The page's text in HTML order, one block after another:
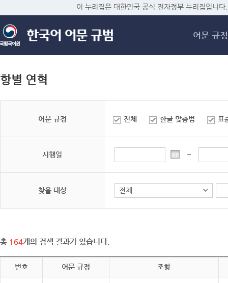
메
이 누리집은 대한민국 공식 전자정부 누리집입니다.
어문 규정
항별 연혁
어문 규정 전체 한글 맞춤법 표
시행일 ~
찾을 대상
총 164개의 검색 결과가 있습니다.
번호 어문 규정 조항